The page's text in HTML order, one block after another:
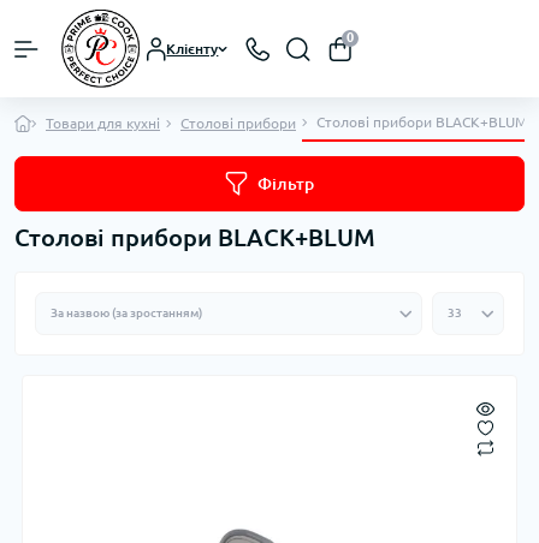
Клієнту
0
Товари для кухні Столові прибори Столові прибори BLACK+BLUM
Фільтр
Столові прибори BLACK+BLUM